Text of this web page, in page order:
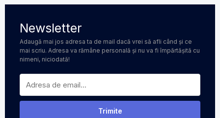
Newsletter
Adaugă mai jos adresa ta de mail dacă vrei să afli când și ce
mai scriu. Adresa va rămâne personală și nu va fi împărtășită cu
nimeni, niciodată!